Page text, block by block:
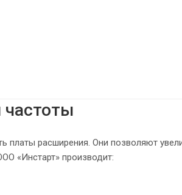
частоты
платы расширения. Они позволяют
«Инстарт» производит: